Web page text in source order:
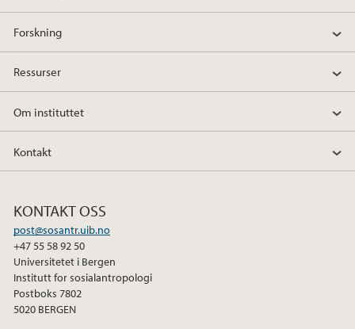
Forskning
Ressurser
Om instituttet
Kontakt
KONTAKT OSS
post@sosantr.uib.no
+47 55 58 92 50
Universitetet i Bergen
Institutt for sosialantropologi
Postboks 7802
5020 BERGEN